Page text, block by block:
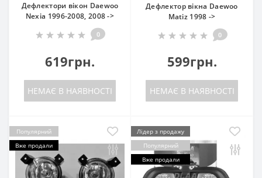
Дефлектори вікон Daewoo
Nexia 1996-2008, 2008 ->
0
619грн.
НЕМАЄ В НАЯВНОСТІ
Дефлектор вікна Daewoo
Matiz 1998 ->
0
599грн.
НЕМАЄ В НАЯВНОСТІ
Популярний
Вже продали
Лідер з продажу
Популярний
Вже продали